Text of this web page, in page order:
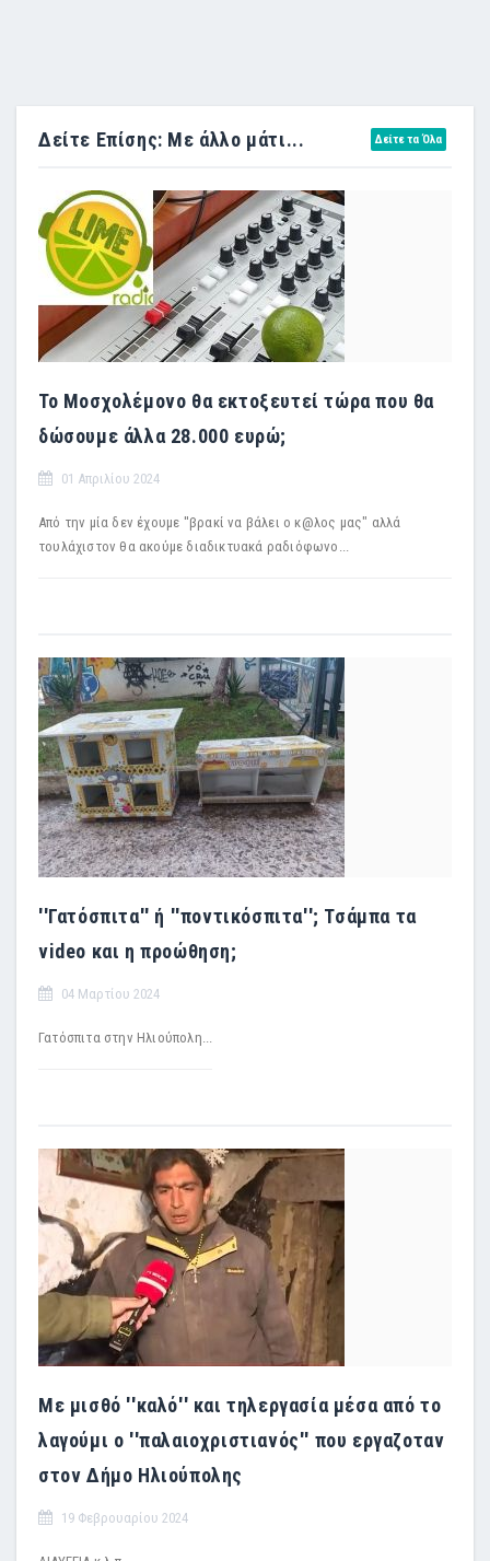
Δείτε Επίσης: Με άλλο μάτι... Δείτε τα Όλα
Το Μοσχολέμονο θα εκτοξευτεί τώρα που θα
δώσουμε άλλα 28.000 ευρώ;
01 Απριλίου 2024
Από την μία δεν έχουμε ''βρακί να βάλει ο κ@λος μας" αλλά
τουλάχιστον θα ακούμε διαδικτυακά ραδιόφωνο...
''Γατόσπιτα'' ή ''ποντικόσπιτα''; Τσάμπα τα
video και η προώθηση;
04 Μαρτίου 2024
Γατόσπιτα στην Ηλιούπολη...
Με μισθό ''καλό'' και τηλεργασία μέσα από το
λαγούμι ο ''παλαιοχριστιανός'' που εργαζοταν
στον Δήμο Ηλιούπολης
19 Φεβρουαρίου 2024